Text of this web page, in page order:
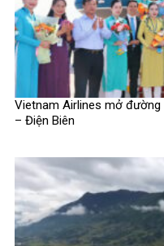
Vietnam Airlines mở đường
– Điện Biên